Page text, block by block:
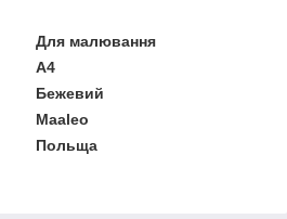
Для малювання
A4
Бежевий
Maaleo
Польща